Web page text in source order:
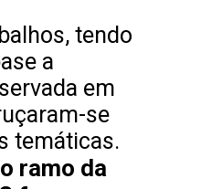
tendo
a
em
se
temáticas.
ramo da